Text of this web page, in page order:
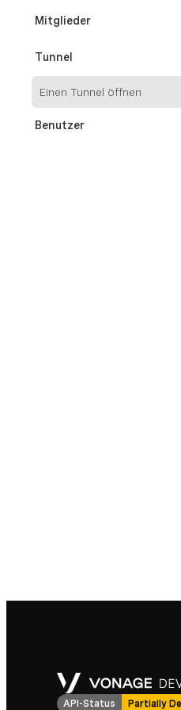
Mitglieder
Tunnel
Einen Tunnel öffnen
Benutzer
API-Status Partially